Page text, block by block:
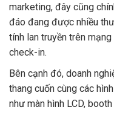
marketing, đây cũng
đáo đang được nhiều
tính lan truyền trên
check-in.
Bên cạnh đó, doanh
thang cuốn cùng các
như màn hình LCD,